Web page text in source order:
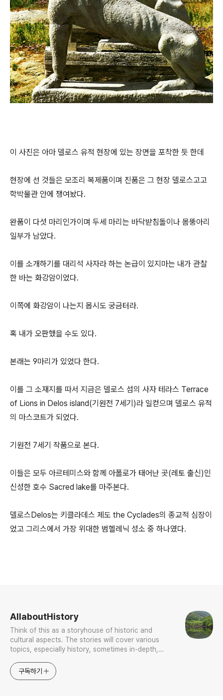
이 사진은 아마 델로스 유적 현장에 있는 장면을 포착한 듯 한데
현장에 선 것들은 모조리 복제품이며 진품은 그 현장 델로스고고
학박물관 안에 쟁여놨다.
완품이 다섯 마리인가이며 두세 마리는 바닥받침돌이나 몸뚱아리
일부가 남았다.
이를 소개하기를 대리석 사자라 하는 논급이 있지마는 내가 관찰
한 바는 화강암이었다.
이쪽에 화강암이 나는지 몹시도 궁금터라.
혹 내가 오판했을 수도 있다.
본래는 9마리가 있었다 한다.
이를 그 소재지를 따서 지금은 델로스 섬의 사자 테라스 Terrace
of Lions in Delos island(기원전 7세기)라 일컫으며 델로스 유적
의 마스코트가 되었다.
기원전 7세기 작품으로 본다.
이들은 모두 아르테미스와 함께 아폴로가 태어난 곳(레토 출신)인
신성한 호수 Sacred lake를 마주본다.
델로스Delos는 키클라데스 제도 the Cyclades의 종교적 심장이
었고 그리스에서 가장 위대한 범헬레닉 성소 중 하나였다.
AllaboutHistory
Think of this as a storyhouse of historic and
cultural aspects. The stories will cover various
topics, especially history, sometimes in-depth,
approach will be to resist any common sense or
generalized viewpoint
구독하기